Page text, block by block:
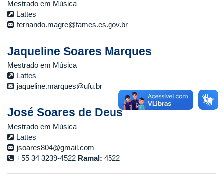
Mestrado em Música
Lattes
fernando.magre@fames.es.gov.br
Jaqueline Soares Marques
Mestrado em Música
Lattes
jaqueline.marques@ufu.br
José Soares de Deus
Mestrado em Música
Lattes
jsoares804@gmail.com
+55 34 3239-4522 Ramal: 4522